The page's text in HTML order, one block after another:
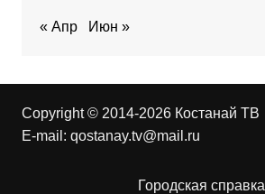
« Апр Июн »
Copyright © 2014-2026 Костанай ТВ
E-mail: qostanay.tv@mail.ru
Городская справка